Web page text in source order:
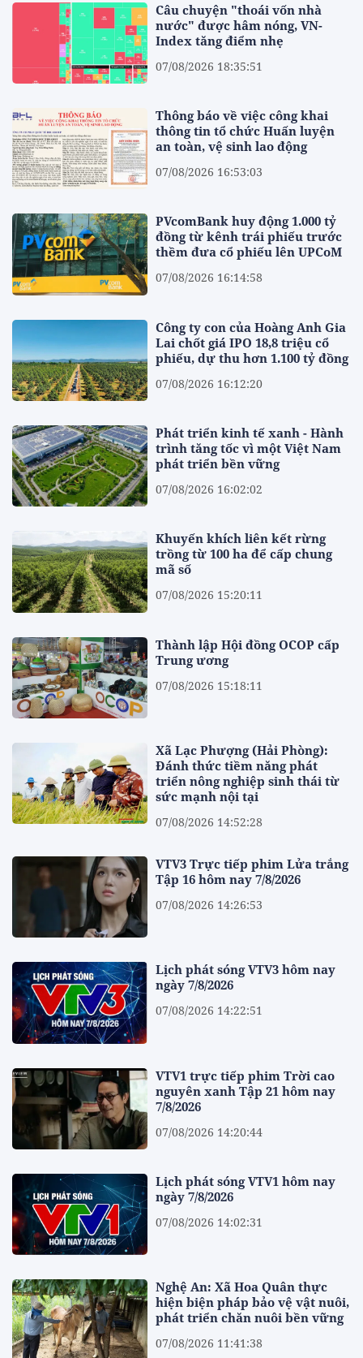
Câu chuyện "thoái vốn nhà
nước" được hâm nóng, VN-
Index tăng điểm nhẹ
07/08/2026 18:35:51
Thông báo về việc công khai
thông tin tổ chức Huấn luyện
an toàn, vệ sinh lao động
07/08/2026 16:53:03
PVcomBank huy động 1.000 tỷ
đồng từ kênh trái phiếu trước
thềm đưa cổ phiếu lên UPCoM
07/08/2026 16:14:58
Công ty con của Hoàng Anh Gia
Lai chốt giá IPO 18,8 triệu cổ
phiếu, dự thu hơn 1.100 tỷ đồng
07/08/2026 16:12:20
Phát triển kinh tế xanh - Hành
trình tăng tốc vì một Việt Nam
phát triển bền vững
07/08/2026 16:02:02
Khuyến khích liên kết rừng
trồng từ 100 ha để cấp chung
mã số
07/08/2026 15:20:11
Thành lập Hội đồng OCOP cấp
Trung ương
07/08/2026 15:18:11
Xã Lạc Phượng (Hải Phòng):
Đánh thức tiềm năng phát
triển nông nghiệp sinh thái từ
sức mạnh nội tại
07/08/2026 14:52:28
VTV3 Trực tiếp phim Lửa trắng
Tập 16 hôm nay 7/8/2026
07/08/2026 14:26:53
Lịch phát sóng VTV3 hôm nay
ngày 7/8/2026
07/08/2026 14:22:51
VTV1 trực tiếp phim Trời cao
nguyên xanh Tập 21 hôm nay
7/8/2026
07/08/2026 14:20:44
Lịch phát sóng VTV1 hôm nay
ngày 7/8/2026
07/08/2026 14:02:31
Nghệ An: Xã Hoa Quân thực
hiện biện pháp bảo vệ vật nuôi,
phát triển chăn nuôi bền vững
07/08/2026 11:41:38